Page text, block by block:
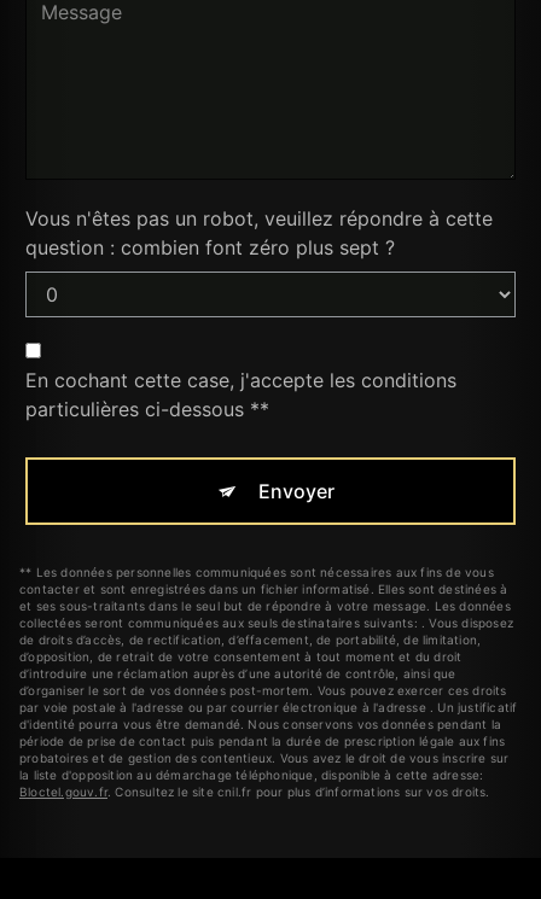
Vous n'êtes pas un robot, veuillez répondre à cette
question : combien font zéro plus sept ?
En cochant cette case, j'accepte les conditions
particulières ci-dessous **
Envoyer
** Les données personnelles communiquées sont nécessaires aux fins de vous
contacter et sont enregistrées dans un fichier informatisé. Elles sont destinées à
et ses sous-traitants dans le seul but de répondre à votre message. Les données
collectées seront communiquées aux seuls destinataires suivants: . Vous disposez
de droits d’accès, de rectification, d’effacement, de portabilité, de limitation,
d’opposition, de retrait de votre consentement à tout moment et du droit
d’introduire une réclamation auprès d’une autorité de contrôle, ainsi que
d’organiser le sort de vos données post-mortem. Vous pouvez exercer ces droits
par voie postale à l'adresse ou par courrier électronique à l'adresse . Un justificatif
d'identité pourra vous être demandé. Nous conservons vos données pendant la
période de prise de contact puis pendant la durée de prescription légale aux fins
probatoires et de gestion des contentieux. Vous avez le droit de vous inscrire sur
la liste d'opposition au démarchage téléphonique, disponible à cette adresse:
Bloctel.gouv.fr. Consultez le site cnil.fr pour plus d’informations sur vos droits.